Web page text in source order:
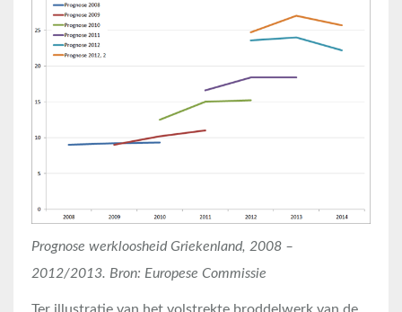
Prognose werkloosheid Griekenland, 2008 –
2012/2013. Bron: Europese Commissie
Ter illustratie van het volstrekte broddelwerk van de